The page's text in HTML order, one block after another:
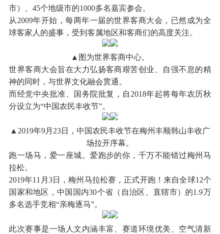
市）、45个地级市的1000多名嘉宾参会。
从2009年开始，每两年一届的世界客商大会，已然成为全
球客家人的盛事，受到客属地区和客商们的高度关注。
▲图为世界客商中心。
世界客商大会旨在大力弘扬客商艰苦创业、自强不息的精
神的同时，与世界文化融会贯通。
而经党中央批准、国务院批复，自2018年起将每年农历秋
分设立为“中国农民丰收节”。
▲2019年9月23日，中国农民丰收节在梅州丰顺韩山丰收广
场拉开序幕。
跑一场马，爱一座城。爱跑步的你，千万不能错过梅州马
拉松。
2019年11月3日，梅州马拉松赛，正式开跑！来自全球12个
国家和地区，中国国内30个省（自治区、直辖市）的1.9万
多名选手竞相“亲梅逐马”。
此次赛事是一场人文内涵丰富、赛道环境优美、空气清新